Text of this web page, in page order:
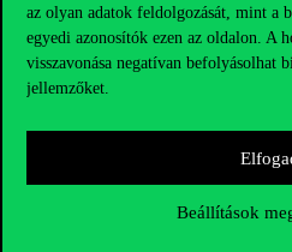
az olyan adatok feldolgozását, mint a
egyedi azonosítók ezen az oldalon. A
visszavonása negatívan befolyásolhat
jellemzőket.
Beállítások
HUB jelenlegi hallgatóinknak
Sajtó: